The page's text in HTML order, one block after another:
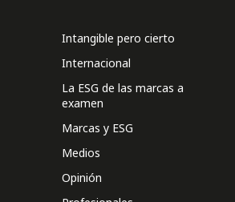
Intangible pero cierto
Internacional
La ESG de las marcas a
examen
Marcas y ESG
Medios
Opinión